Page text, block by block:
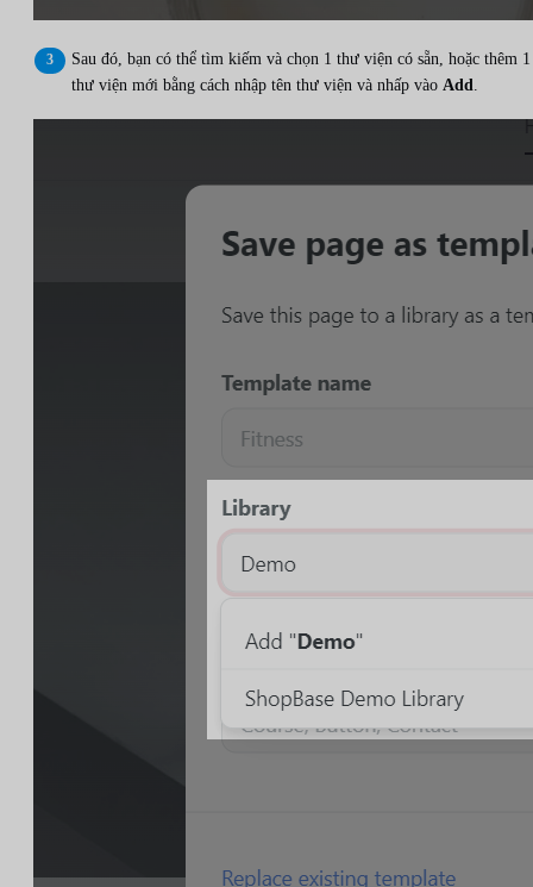
Sau đó, bạn có thể tìm kiếm và chọn 1 thư viện có sẵn, hoặc thêm 1
thư viện mới bằng cách nhập tên thư viện và nhấp vào Add